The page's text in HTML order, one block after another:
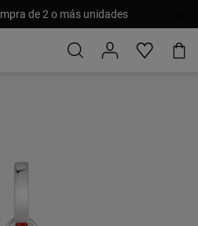
de 2 o más unidades